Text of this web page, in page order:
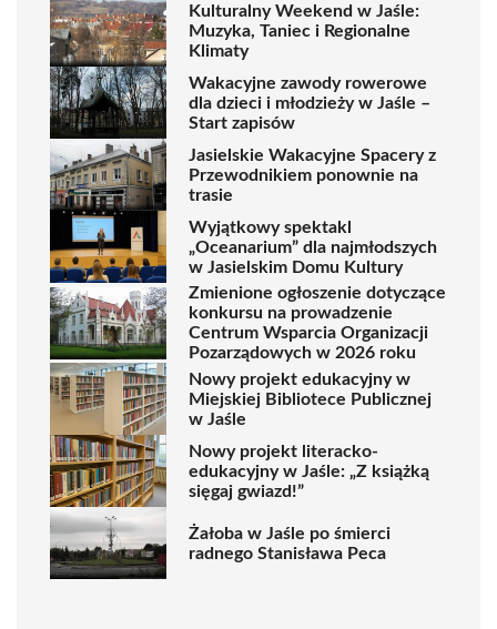
Kulturalny Weekend w Jaśle:
Muzyka, Taniec i Regionalne
Klimaty
Wakacyjne zawody rowerowe
dla dzieci i młodzieży w Jaśle –
Start zapisów
Jasielskie Wakacyjne Spacery z
Przewodnikiem ponownie na
trasie
Wyjątkowy spektakl
„Oceanarium” dla najmłodszych
w Jasielskim Domu Kultury
Zmienione ogłoszenie dotyczące
konkursu na prowadzenie
Centrum Wsparcia Organizacji
Pozarządowych w 2026 roku
Nowy projekt edukacyjny w
Miejskiej Bibliotece Publicznej
w Jaśle
Nowy projekt literacko-
edukacyjny w Jaśle: „Z książką
sięgaj gwiazd!”
Żałoba w Jaśle po śmierci
radnego Stanisława Peca